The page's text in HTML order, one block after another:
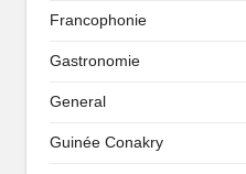
Francophonie
Gastronomie
General
Guinée Conakry